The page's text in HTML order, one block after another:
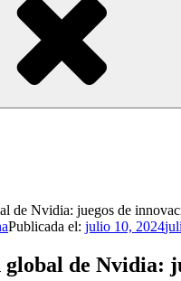
Publicada el: julio 10, 2024
global de Nvidia: